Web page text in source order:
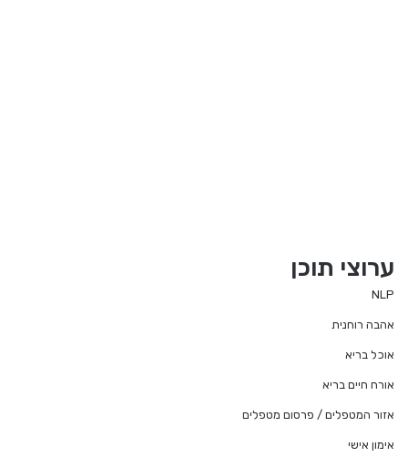
ערוצי תוכן
NLP
אהבה רוחנית
אוכל בריא
אורח חיים בריא
אזור המטפלים / פרסום מטפלים
אימון אישי